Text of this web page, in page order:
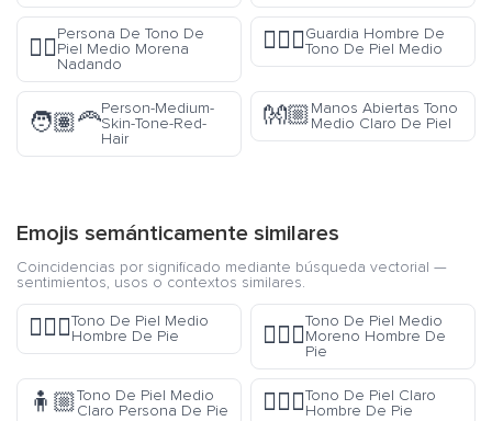
🏊🏾
Persona De Tono De
Piel Medio Morena
Nadando
💂🏽‍♂️Guardia Hombre De
Tono De Piel Medio
🧑🏽‍🦰
Person-Medium-
Skin-Tone-Red-
Hair
👐🏼Manos Abiertas Tono
Medio Claro De Piel
Emojis semánticamente similares
Coincidencias por significado mediante búsqueda vectorial —
sentimientos, usos o contextos similares.
🧍🏽‍♂️Tono De Piel Medio
Hombre De Pie
🧍🏾‍♂️
Tono De Piel Medio
Moreno Hombre De
Pie
🧍🏼Tono De Piel Medio
Claro Persona De Pie
🧍🏻‍♂️Tono De Piel Claro
Hombre De Pie